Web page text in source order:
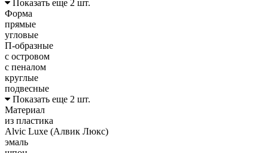
Показать еще 2 шт.
Форма
прямые
угловые
П-образные
с островом
с пеналом
круглые
подвесные
Показать еще 2 шт.
Материал
из пластика
Alvic Luxe (Алвик Люкс)
эмаль